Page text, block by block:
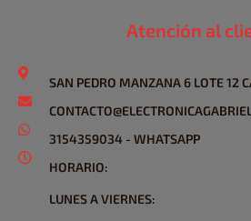
Atención al
SAN PEDRO MANZANA 6 LOTE 12
3154359034 - WHATSAPP
HORARIO:
LUNES A VIERNES: